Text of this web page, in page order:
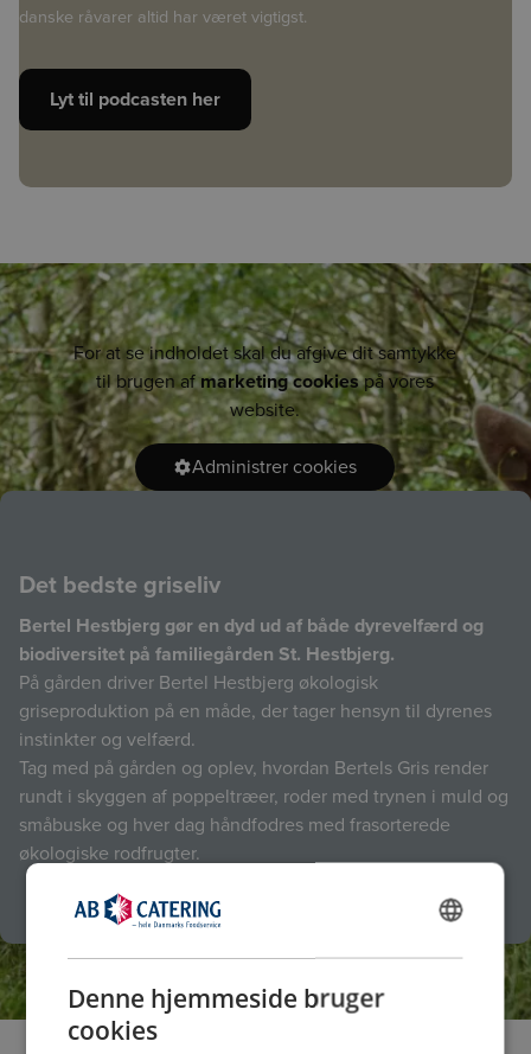
danske råvarer altid har været vigtigst.
Lyt til podcasten her
For at se indholdet skal du afgive dit samtykke
til brugen afmarketing cookiespå vores
website.
Administrer cookies
Det bedste griseliv
Bertel Hestbjerg gør en dyd ud af både dyrevelfærd og
biodiversitet på familiegården St. Hestbjerg.
På gården driver Bertel Hestbjerg økologisk
griseproduktion på en måde, der tager hensyn til dyrenes
instinkter og velfærd.
Tag med på gården og oplev, hvordan Bertels Gris render
rundt i skyggen af poppeltræer, roder med trynen i muld og
småbuske og hver dag håndfodres med frasorterede
økologiske rodfrugter.
Denne hjemmeside bruger
cookies